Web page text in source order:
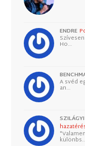
ENDRE
Ho…
A svéd
an…